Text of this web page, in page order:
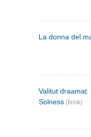
La donna del
Valitut
Solness (finsk)